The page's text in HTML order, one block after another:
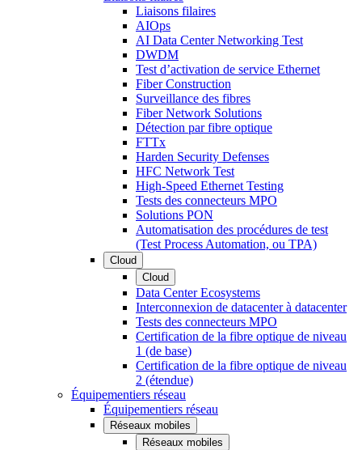
Liaisons filaires
AIOps
AI Data Center Networking Test
DWDM
Test d’activation de service Ethernet
Fiber Construction
Surveillance des fibres
Fiber Network Solutions
Détection par fibre optique
FTTx
Harden Security Defenses
HFC Network Test
High-Speed Ethernet Testing
Tests des connecteurs MPO
Solutions PON
Automatisation des procédures de test
(Test Process Automation, ou TPA)
Cloud
Cloud
Data Center Ecosystems
Interconnexion de datacenter à datacenter
Tests des connecteurs MPO
Certification de la fibre optique de niveau
1 (de base)
Certification de la fibre optique de niveau
2 (étendue)
Équipementiers réseau
Équipementiers réseau
Réseaux mobiles
Réseaux mobiles